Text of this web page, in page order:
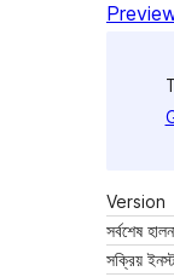
Version
সর্বশেষ
সক্রিয়